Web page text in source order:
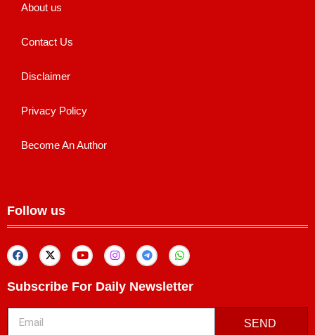
About us
Contact Us
Disclaimer
Privacy Policy
Become An Author
Follow us
Subscribe For Daily Newsletter
SEND